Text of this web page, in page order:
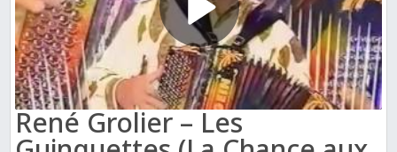
René Grolier – Les